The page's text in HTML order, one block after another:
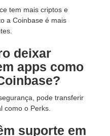
tem mais criptos e
a Coinbase é mais
deixar
apps como
pode transferir
como o Perks.
suporte em